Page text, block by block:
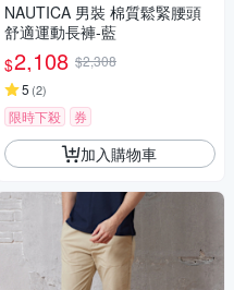
NAUTICA 男裝 棉質鬆緊腰頭
舒適運動長褲-藍
$2,108 $2,308
5 (2)
限時下殺 券
加入購物車